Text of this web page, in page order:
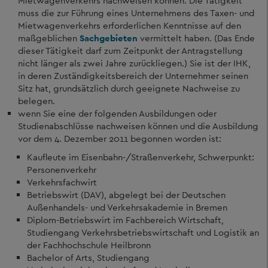
muss die zur Führung eines Unternehmens des Taxen- und
Mietwagenverkehrs erforderlichen Kenntnisse auf den
maßgeblichen Sachgebieten vermittelt haben. (Das Ende
dieser Tätigkeit darf zum Zeitpunkt der Antragstellung
nicht länger als zwei Jahre zurückliegen.) Sie ist der IHK,
in deren Zuständigkeitsbereich der Unternehmer seinen
Sitz hat, grundsätzlich durch geeignete Nachweise zu
belegen.
wenn Sie eine der folgenden Ausbildungen oder
Studienabschlüsse nachweisen können und die Ausbildung
vor dem 4. Dezember 2011 begonnen worden ist:
Kaufleute im Eisenbahn-/Straßenverkehr, Schwerpunkt:
Personenverkehr
Verkehrsfachwirt
Betriebswirt (DAV), abgelegt bei der Deutschen
Außenhandels- und Verkehrsakademie in Bremen
Diplom-Betriebswirt im Fachbereich Wirtschaft,
Studiengang Verkehrsbetriebswirtschaft und Logistik an
der Fachhochschule Heilbronn
Bachelor of Arts, Studiengang